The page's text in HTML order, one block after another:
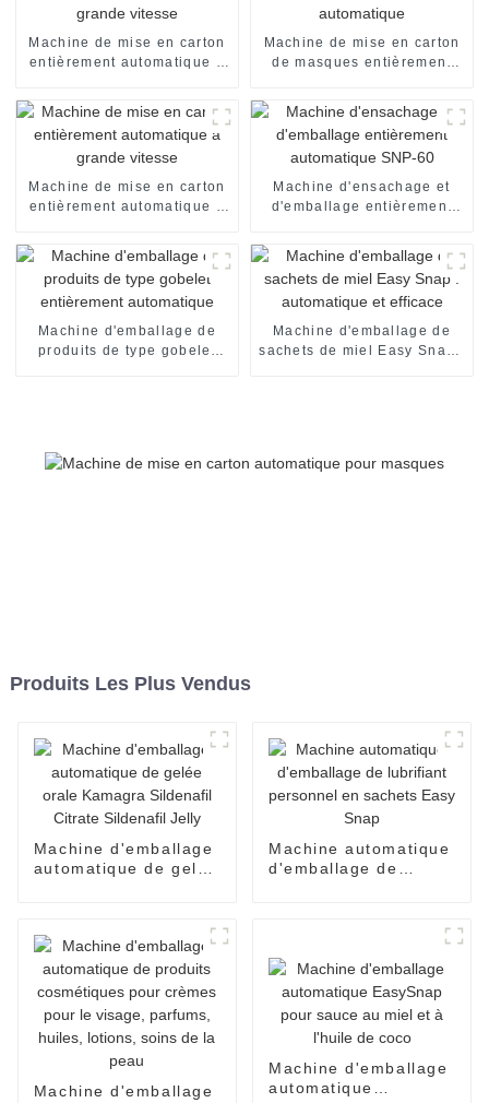
Machine de mise en carton
entièrement automatique à
Machine de mise en carton
de masques entièrement
Machine de mise en carton
entièrement automatique à
Machine d'ensachage et
d'emballage entièrement
Machine d'emballage de
produits de type gobelet
Machine d'emballage de
sachets de miel Easy Snap :
Produits Les Plus Vendus
Machine d'emballage
automatique de gelée
Machine automatique
d'emballage de
Machine d'emballage
Machine d'emballage
automatique